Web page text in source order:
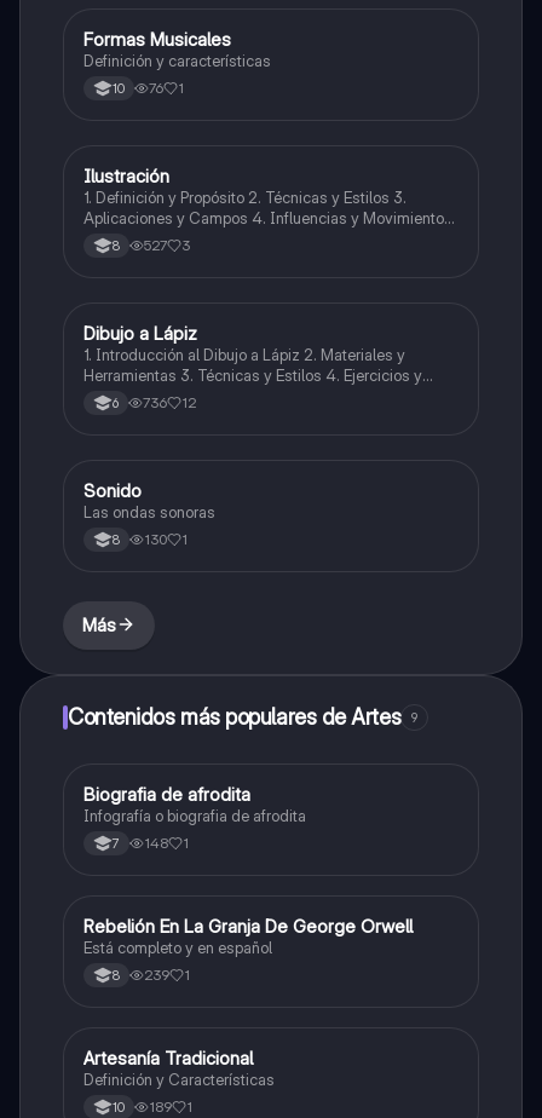
Música
Formas Musicales
Definición y características
10 76 1
Artes
Ilustración
1. Definición y Propósito 2. Técnicas y Estilos 3.
Aplicaciones y Campos 4. Influencias y Movimientos
Artísticos 5. Ética en la Ilustración 6. Desarrollo
Profesional y Educativo 7. Ejemplos y Referencias
8 527 3
Artes
Dibujo a Lápiz
1. Introducción al Dibujo a Lápiz 2. Materiales y
Herramientas 3. Técnicas y Estilos 4. Ejercicios y
Prácticas Recomendadas 5. Inspiración y
Referencias 6. Proceso Creativo y Experimentación
6 736 12
Música
Sonido
Las ondas sonoras
8 130 1
Más
Contenidos más populares de Artes 9
Artes
Biografia de afrodita
Infografía o biografia de afrodita
7 148 1
Sociales/Historia
Rebelión En La Granja De George Orwell
Está completo y en español
8 239 1
Artes
Artesanía Tradicional
Definición y Características
10 189 1